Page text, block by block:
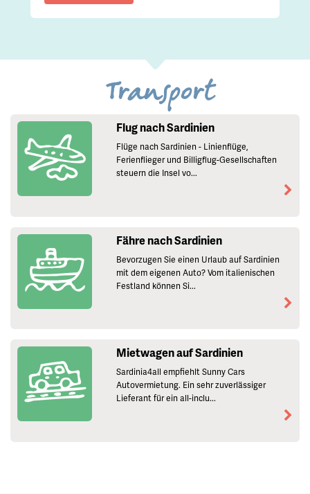
Transport
Flug nach Sardinien
Flüge nach Sardinien - Linienflüge,
Ferienflieger und Billigflug-Gesellschaften
steuern die Insel vo...
Fähre nach Sardinien
Bevorzugen Sie einen Urlaub auf Sardinien
mit dem eigenen Auto? Vom italienischen
Festland können Si...
Mietwagen auf Sardinien
Sardinia4all empfiehlt Sunny Cars
Autovermietung. Ein sehr zuverlässiger
Lieferant für ein all-inclu...